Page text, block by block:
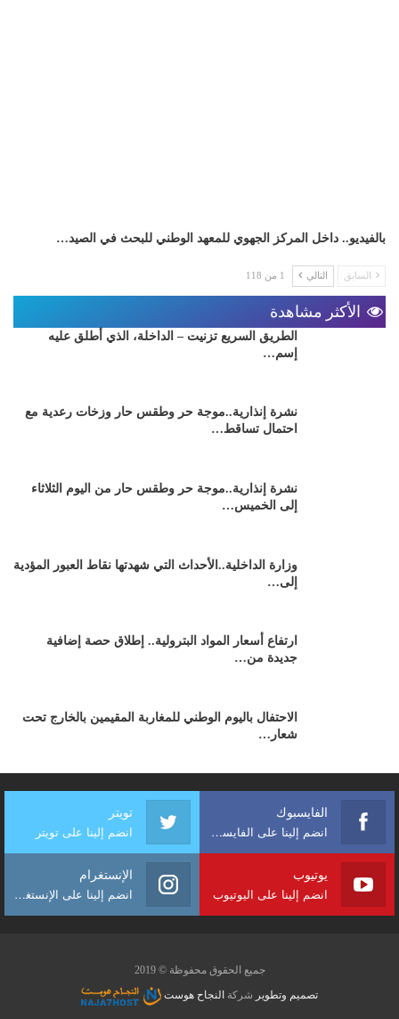
بالفيديو.. داخل المركز الجهوي للمعهد الوطني للبحث في الصيد…
السابق التالي 1 من 118
الأكثر مشاهدة
الطريق السريع تزنيت – الداخلة، الذي أطلق عليه
إسم…
نشرة إنذارية..موجة حر وطقس حار وزخات رعدية مع
احتمال تساقط…
نشرة إنذارية..موجة حر وطقس حار من اليوم الثلاثاء
إلى الخميس…
وزارة الداخلية..الأحداث التي شهدتها نقاط العبور المؤدية
إلى…
ارتفاع أسعار المواد البترولية.. إطلاق حصة إضافية
جديدة من…
الاحتفال باليوم الوطني للمغاربة المقيمين بالخارج تحت
شعار…
الفايسبوك
انضم إلينا على الفايسبوك
تويتر
انضم إلينا على تويتر
يوتيوب
انضم إلينا على اليوتيوب
الإنستغرام
انضم إلينا على الإنستغرام
جميع الحقوق محفوظة © 2019
تصميم وتطوير شركة النجاح هوست